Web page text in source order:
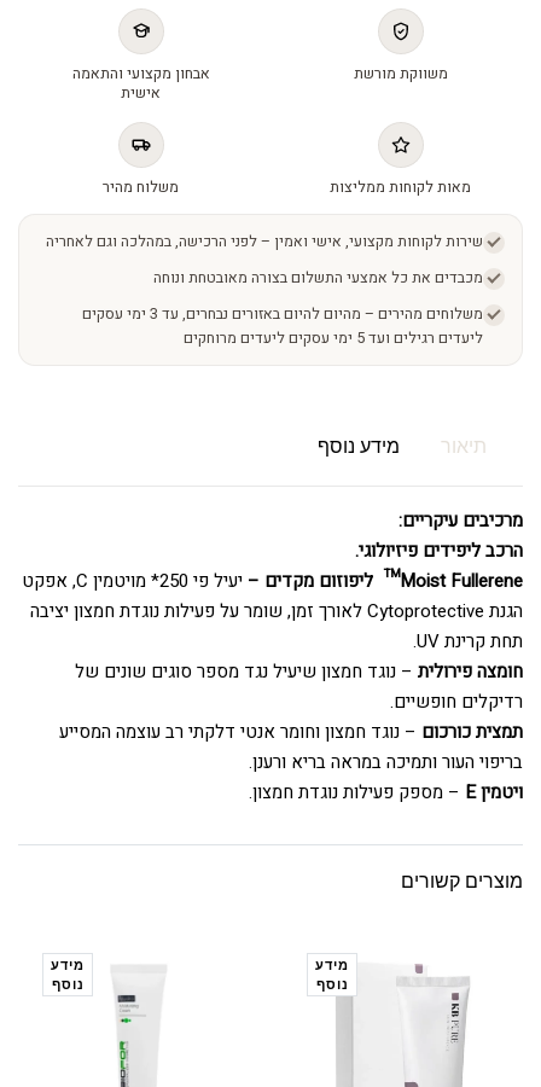
משווקת מורשת
אבחון מקצועי והתאמה
אישית
מאות לקוחות ממליצות משלוח מהיר
שירות לקוחות מקצועי, אישי ואמין – לפני הרכישה, במהלכה וגם לאחריה
מכבדים את כל אמצעי התשלום בצורה מאובטחת ונוחה
משלוחים מהירים – מהיום להיום באזורים נבחרים, עד 3 ימי עסקים
ליעדים רגילים ועד 5 ימי עסקים ליעדים מרוחקים
תיאור מידע נוסף
מרכיבים עיקריים:
הרכב ליפידים פיזיולוגי.
Moist Fullerene™ ליפוזום מקדים –
יעיל פי 250* מויטמין C, אפקט
הגנת Cytoprotective לאורך זמן, שומר על פעילות נוגדת חמצון יציבה
תחת קרינת UV.
חומצה פירולית – נוגד חמצון שיעיל נגד מספר סוגים שונים של
רדיקלים חופשיים.
תמצית כורכום – נוגד חמצון וחומר אנטי דלקתי רב עוצמה המסייע
בריפוי העור ותמיכה במראה בריא ורענן.
ויטמין E
– מספק פעילות נוגדת חמצון.
מוצרים קשורים
מידע
נוסף
מידע
נוסף